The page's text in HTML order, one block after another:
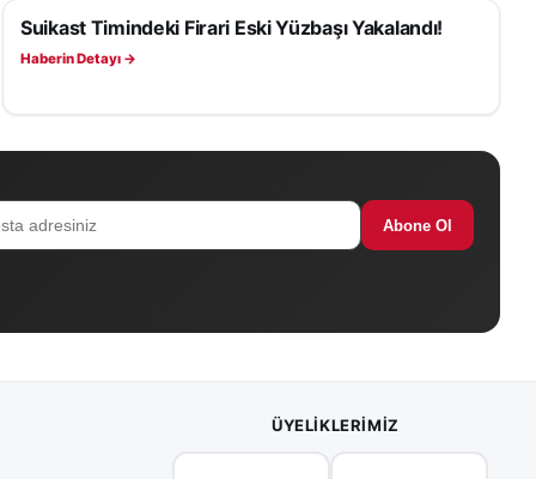
GÜNDEM
Suikast Timindeki Firari Eski Yüzbaşı Yakalandı!
Haberin Detayı →
Abone Ol
ÜYELIKLERIMIZ